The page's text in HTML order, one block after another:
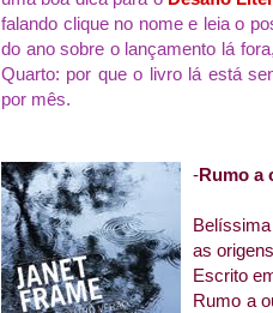
falando clique no nome e leia o
do anosobre o lançamento lá
Quarto: por que o livro lá está
por mês.
-Rumo a
as
Escrito
Rumo a